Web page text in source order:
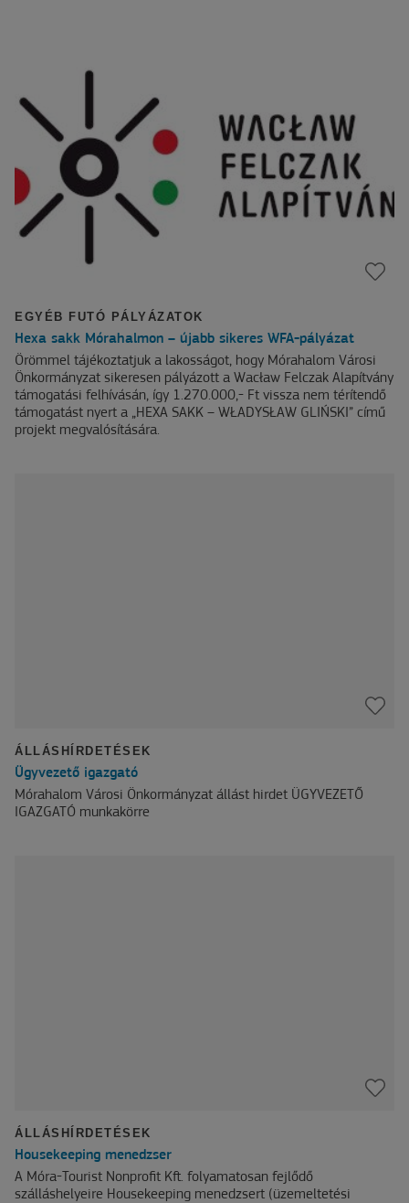
EGYÉB FUTÓ PÁLYÁZATOK
Hexa sakk Mórahalmon – újabb sikeres WFA-pályázat
Örömmel tájékoztatjuk a lakosságot, hogy Mórahalom Városi
Önkormányzat sikeresen pályázott a Wacław Felczak Alapítvány
támogatási felhívásán, így 1.270.000,- Ft vissza nem térítendő
támogatást nyert a „HEXA SAKK – WŁADYSŁAW GLIŃSKI” című
projekt megvalósítására.
ÁLLÁSHÍRDETÉSEK
Ügyvezető igazgató
Mórahalom Városi Önkormányzat állást hirdet ÜGYVEZETŐ
IGAZGATÓ munkakörre
ÁLLÁSHÍRDETÉSEK
Housekeeping menedzser
A Móra-Tourist Nonprofit Kft. folyamatosan fejlődő
szálláshelyeire Housekeeping menedzsert (üzemeltetési